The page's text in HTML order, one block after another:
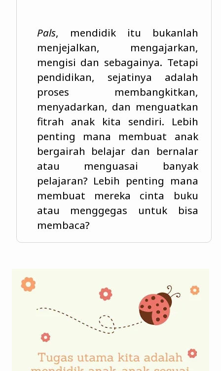
Pals, mendidik itu bukanlah
menjejalkan, mengajarkan,
mengisi dan sebagainya. Tetapi
pendidikan, sejatinya adalah
proses membangkitkan,
menyadarkan, dan menguatkan
fitrah anak kita sendiri. Lebih
penting mana membuat anak
bergairah belajar dan bernalar
atau menguasai banyak
pelajaran? Lebih penting mana
membuat mereka cinta buku
atau menggegas untuk bisa
membaca?